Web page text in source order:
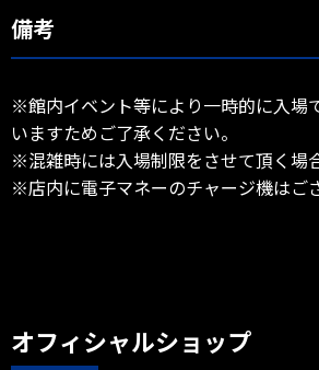
備考
※館内イベント等により一時的に入場
いますためご了承ください。
※混雑時には入場制限をさせて頂く場
※店内に電子マネーのチャージ機はご
オフィシャルショップ